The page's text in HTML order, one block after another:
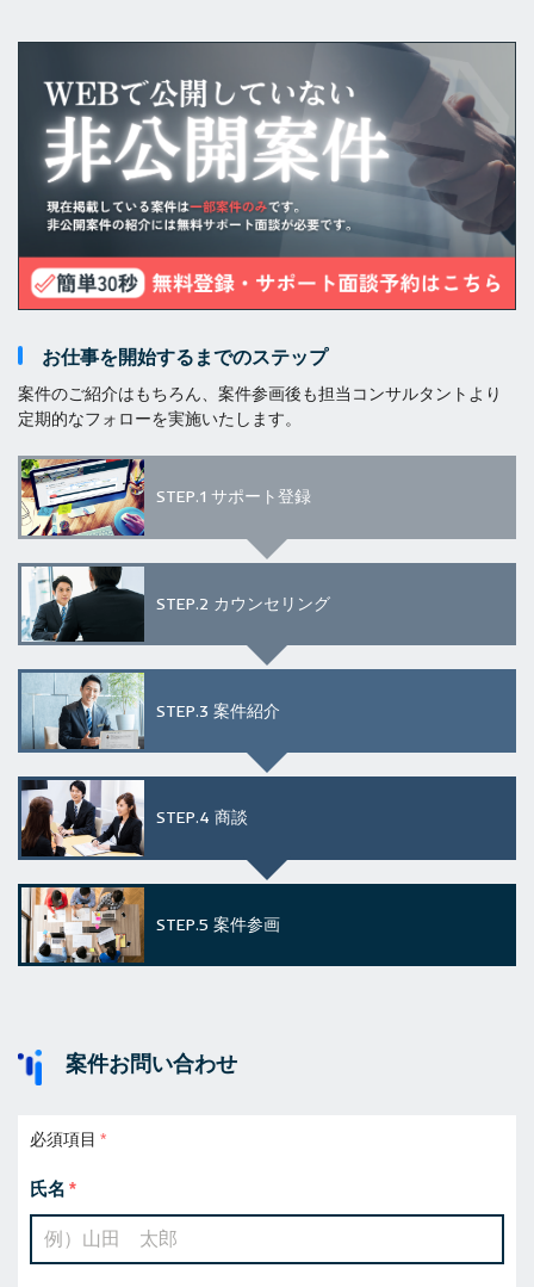
お仕事を開始するまでのステップ
案件のご紹介はもちろん、案件参画後も担当コンサルタントより
定期的なフォローを実施いたします。
STEP.1 サポート登録
STEP.2 カウンセリング
STEP.3 案件紹介
STEP.4 商談
STEP.5 案件参画
案件お問い合わせ
必須項目
氏名